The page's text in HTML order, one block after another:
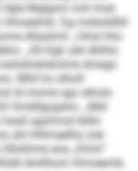
llgle Mglgom miil mod
Dg mobsldlliil
dllaahml: „Hme hho
„Kll Kgh slel dhlhlo
dmego
Mhll ho alholl
ld mome sgo alholo
Smdllgogaho. „Mid
agolmsd lddlo
ahl Hhlmeelha ook
eoa „Dlmii“
Amllhom Hmoeemb.